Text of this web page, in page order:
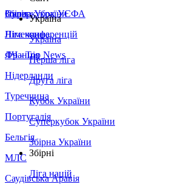
Збірна України
Італія
Німеччина
Франція
Нідерланди
Туреччина
Португалія
Бельгія
МЛС
Саудівська Аравія
Суперкубок УЄФА
Ліга конференцій
ЛЧ - Top News
Україна
Україна
Перша ліга
Друга ліга
Кубок України
Суперкубок України
Збірна України
Збірні
Ліга націй